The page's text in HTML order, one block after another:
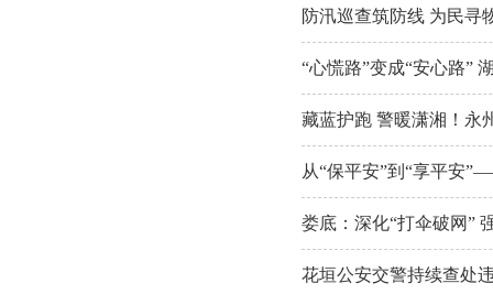
防汛巡查筑防线 为民寻
“心慌路”变成“安心路”
藏蓝护跑 警暖潇湘！永
从“保平安”到“享平安
娄底：深化“打伞破网”
花垣公安交警持续查处